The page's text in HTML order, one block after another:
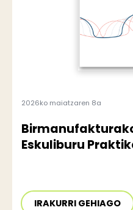
2026ko maiatzaren 8a
Eskuliburu
IRAKURRI GEHIAGO